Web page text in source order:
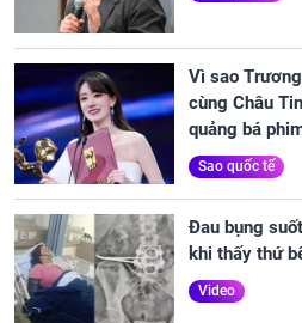
Vì sao
cùng Châu
quảng bá
Sao quốc tế
Đau bụng
khi thấy thứ
Video